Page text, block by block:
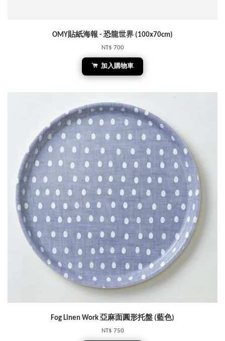
OMY貼紙海報 - 恐龍世界 (100x70cm)
NT$ 700
加入購物車
Fog Linen Work 亞麻面圓形托盤 (藍色)
NT$ 750